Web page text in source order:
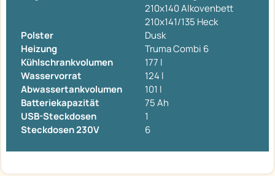
210x140 Alkovenbett
210x141/135 Heck
Polster
Dusk
Heizung
Truma Combi 6
Kühlschrankvolumen
177 l
Wasservorrat
124 l
Abwassertankvolumen
101 l
Batteriekapazität
75 Ah
USB-Steckdosen
1
Steckdosen 230V
6